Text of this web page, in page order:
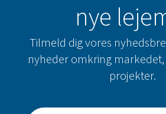
nye
Tilmeld dig vores
nyheder omkring
projekter.